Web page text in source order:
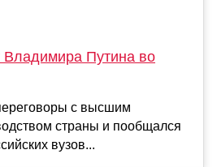
Владимира Путина во
с высшим
страны и пообщался
вузов...